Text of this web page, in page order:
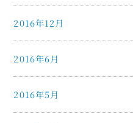
2016年12月
2016年6月
2016年5月